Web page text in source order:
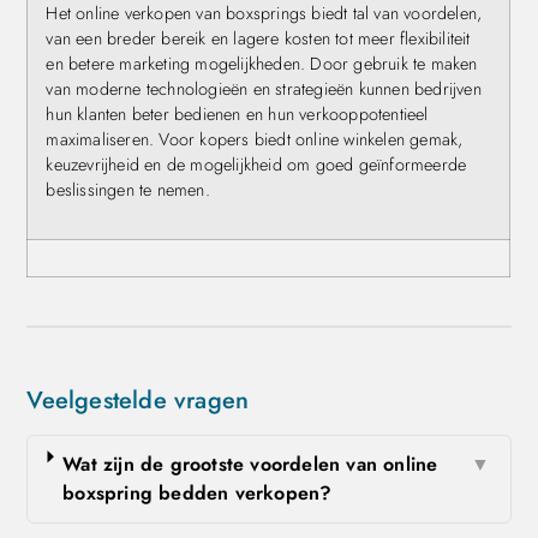
Het online verkopen van boxsprings biedt tal van voordelen,
van een breder bereik en lagere kosten tot meer flexibiliteit
en betere marketing mogelijkheden. Door gebruik te maken
van moderne technologieën en strategieën kunnen bedrijven
hun klanten beter bedienen en hun verkooppotentieel
maximaliseren. Voor kopers biedt online winkelen gemak,
keuzevrijheid en de mogelijkheid om goed geïnformeerde
beslissingen te nemen.
Veelgestelde vragen
Wat zijn de grootste voordelen van online
boxspring bedden verkopen?
▼